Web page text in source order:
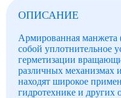
ОПИСАНИЕ
Армированная манжета
собой уплотнительное
герметизации
различных механизмах
находят широкое
гидротехнике и других